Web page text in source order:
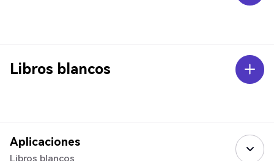
Libros blancos
Aplicaciones
Libros blancos